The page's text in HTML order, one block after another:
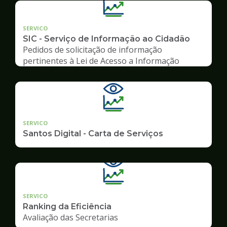
SERVICO
SIC - Serviço de Informação ao Cidadão
Pedidos de solicitação de informação
pertinentes à Lei de Acesso a Informação
SERVICO
Santos Digital - Carta de Serviços
SERVICO
Ranking da Eficiência
Avaliação das Secretarias